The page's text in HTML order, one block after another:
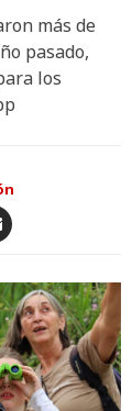
más de
pasado,
los